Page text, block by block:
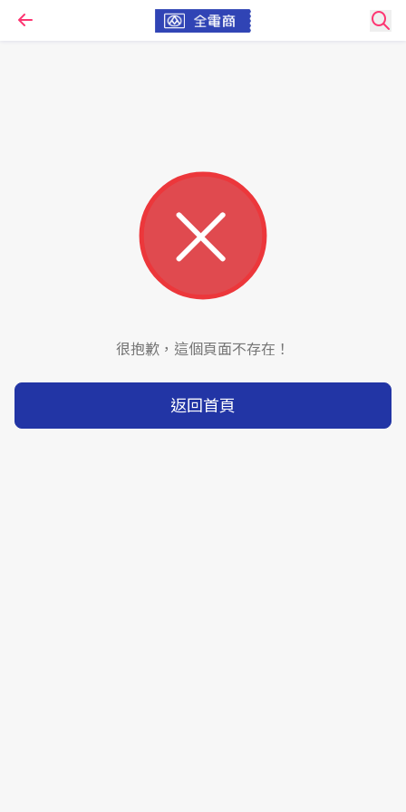
很抱歉，這個頁面不存在！
返回首頁